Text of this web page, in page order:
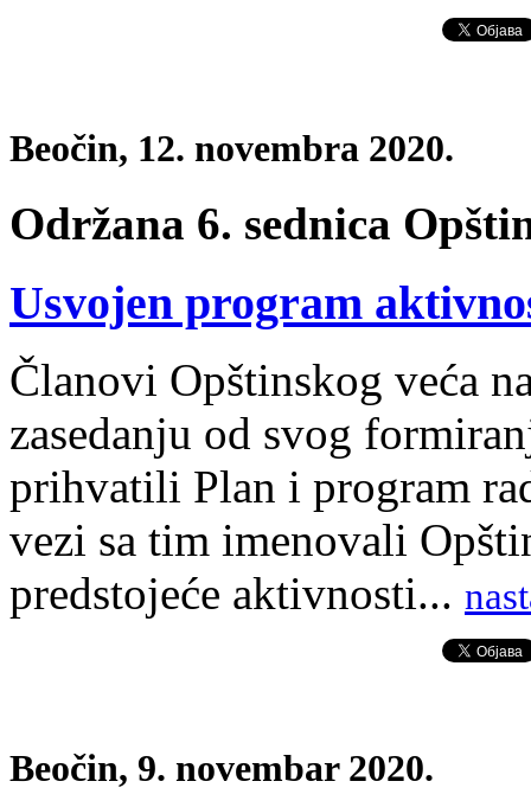
Beočin, 12. novembra 2020.
Održana 6. sednica
Usvojen program
Članovi Opštinskog veća
zasedanju od svog
prihvatili Plan i program
vezi sa tim imenovali
predstojeće aktivnosti...
Beočin, 9. novembar 2020.